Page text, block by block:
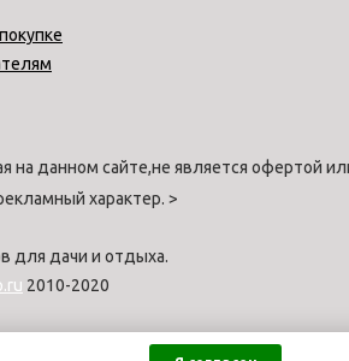
данном сайте,не является офертой
характер. >
для дачи и отдыха.
2010-2020